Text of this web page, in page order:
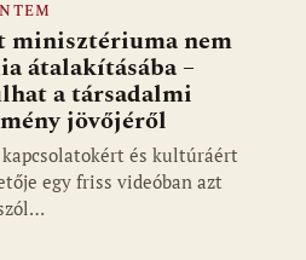
nem
átalakításába –
a társadalmi
jövőjéről
és kultúráért
egy friss videóban azt